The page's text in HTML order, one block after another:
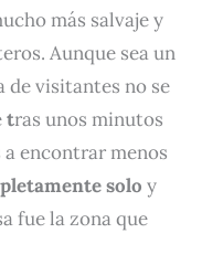
más salvaje y
Aunque sea un
visitantes no se
tras unos minutos
encontrar menos
solo y
fue la zona que